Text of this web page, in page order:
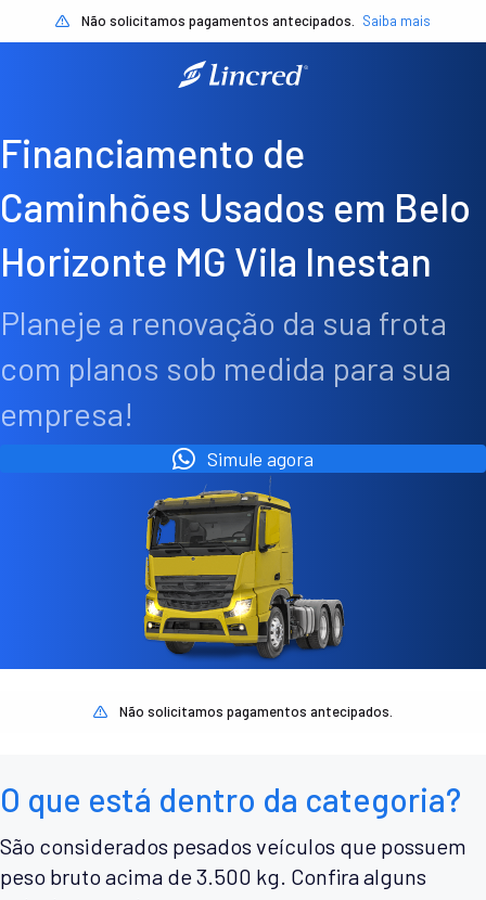
Não solicitamos pagamentos antecipados. Saiba mais
Financiamento de
Caminhões Usados em Belo
Horizonte MG Vila Inestan
Planeje a renovação da sua frota
com planos sob medida para sua
empresa!
Simule agora
Não solicitamos pagamentos antecipados.
O que está dentro da categoria?
São considerados pesados veículos que possuem
peso bruto acima de 3.500 kg. Confira alguns